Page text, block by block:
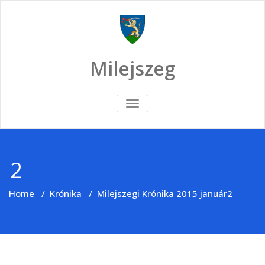
Milejszeg
TOGGLE
NAVIGATION
2
Home / Krónika / Milejszegi Krónika 2015 január2